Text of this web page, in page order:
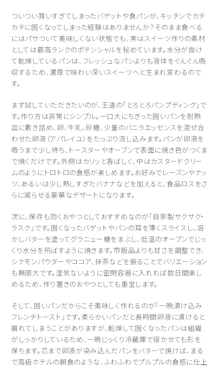
ついつい買いすぎてしまったバゲットや食パンが、キッチンでカチ
カチに固くなってしまった経験はありませんか？そのまま食べる
にはパサついて美味しくない状態でも、実はスイーツ作りの素材
としては最高ランクのポテンシャルを秘めています。水分が抜け
て乾燥しているパンは、フレッシュなパンよりも液体をぐんぐん吸
収するため、濃厚で味わい深いスイーツへと生まれ変わるので
す。
まず試していただきたいのが、王道の「とろとろパンプディング」で
す。作り方は非常にシンプル。一口大にちぎった固いパンを耐熱
皿に敷き詰め、卵、牛乳、砂糖、少量のバニラエッセンスを混ぜ合
わせた卵液（アパレイユ）をたっぷり流し込みます。パンが卵液を
吸うまで少し待ち、トースターやオーブンで表面に焼き色がつくま
で焼くだけです。外側はカリッと香ばしく、中はカスタードクリー
ムのようにトロトロの食感が楽しめます。お好みでレーズンやナッ
ツ、あるいは少し熟しすぎたバナナなどを加えると、食品ロスをさ
らに減らせる豪華なデザートになります。
次に、保存も効くおやつとしておすすめなのが「自家製サクサク・
ラスク」です。固くなったバゲットやパンの耳を薄くスライスし、溶
かしバターを塗ってグラニュー糖をまぶし、低温のオーブンでじっ
くり水分を飛ばすように焼きます。市販品よりも甘さを調整でき、
シナモンパウダーやココア、抹茶などを振ることでバリエーション
も無限大です。湿気ないように密閉容器に入れれば数日間楽し
めるため、作り置きのおやつとしても重宝します。
そして、固いパンだからこそ美味しく作れるのが「一晩漬け込み
フレンチトースト」です。柔らかいパンだと長時間卵液に漬けると
崩れてしまうことがありますが、乾燥して固くなったパンは組織
がしっかりしているため、一晩じっくり冷蔵庫で寝かせても形を
保ちます。芯まで卵液が染み込んだパンをバターで焼けば、まる
で高級ホテルの朝食のような、ふわふわでプルプルの食感に仕上